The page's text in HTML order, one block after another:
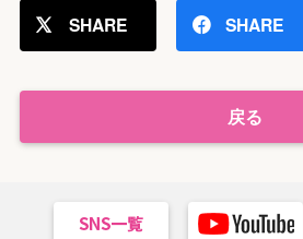
レ
ー
ー
SHARE SHARE
戻る